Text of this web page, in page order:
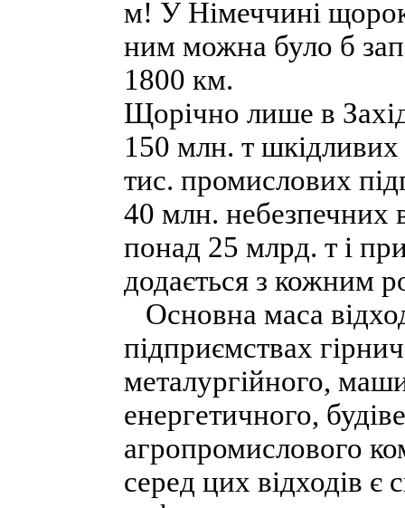
м! У Німеччині
ним можна було б
1800 км.
Щорічно лише в
150 млн. т
тис. промислових
40 млн. небезпечних
понад 25 млрд. т і
додається з кожним
Основна маса
підприємствах
металургійного,
енергетичного,
агропромислового
серед цих відходів є